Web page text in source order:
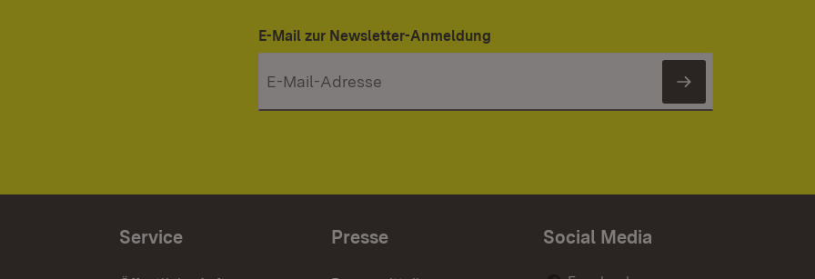
E-Mail zur Newsletter-Anmeldung
Newsletter
Service Presse Social Media